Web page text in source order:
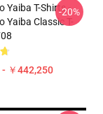
Yaiba T-Shirts -
Yaiba Classic T-
- ￥442,250
-20%